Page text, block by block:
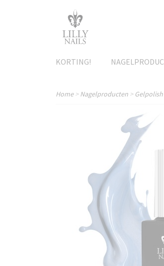
KORTING!
Home>Nagelproducten > Gelpolish